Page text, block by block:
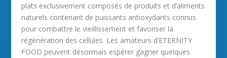
plats exclusivement composés de produits et d’aliments
naturels contenant de puissants antioxydants connus
pour combattre le vieillissement et favoriser la
régénération des cellules. Les amateurs d’ETERNITY
FOOD peuvent désormais espérer gagner quelques